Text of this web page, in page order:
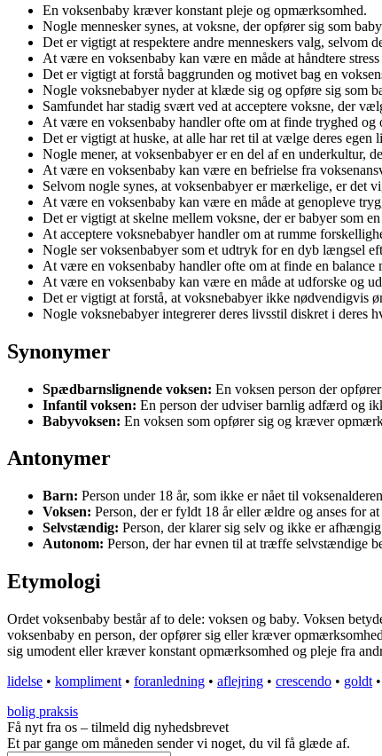
En voksenbaby kræver konstant pleje og opmærksomhed.
Nogle mennesker synes, at voksne, der opfører sig som
Det er vigtigt at respektere andre menneskers valg, selvom
At være en voksenbaby kan være en måde at håndtere
Det er vigtigt at forstå baggrunden og motivet bag en
Nogle voksnebabyer nyder at klæde sig og opføre sig som
Samfundet har stadig svært ved at acceptere voksne, der
At være en voksenbaby handler ofte om at finde tryghed og
Det er vigtigt at huske, at alle har ret til at vælge deres egen
Nogle mener, at voksenbabyer er en del af en underkultur,
At være en voksenbaby kan være en befrielse fra
Selvom nogle synes, at voksenbabyer er mærkelige, er det
At være en voksenbaby kan være en måde at genopleve
Det er vigtigt at skelne mellem voksne, der er babyer som
At acceptere voksnebabyer handler om at rumme
Nogle ser voksenbabyer som et udtryk for en dyb længsel
At være en voksenbaby handler ofte om at finde en
At være en voksenbaby kan være en måde at udforske og
Det er vigtigt at forstå, at voksnebabyer ikke nødvendigvis
Nogle voksnebabyer integrerer deres livsstil diskret i deres
Synonymer
Spædbarnslignende voksen: En voksen person der
Infantil voksen: En person der udviser barnlig adfærd og
Babyvoksen: En voksen som opfører sig og kræver
Antonymer
Barn: Person under 18 år, som ikke er nået til
Voksen: Person, der er fyldt 18 år eller ældre og anses for
Selvstændig: Person, der klarer sig selv og ikke er
Autonom: Person, der har evnen til at træffe selvstændige
Etymologi
Ordet voksenbaby består af to dele: voksen og baby. Voksen
voksenbaby en person, der opfører sig eller kræver
sig umodent eller kræver konstant opmærksomhed og pleje fra
lidelse • kompliment • foranledning • aflejring • crescendo • goldt •
bolig praksis
Få nyt fra os – tilmeld dig nyhedsbrevet
Et par gange om måneden sender vi noget, du vil få glæde af.